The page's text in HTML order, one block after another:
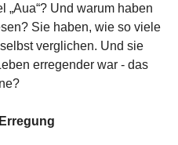
„Aua“? Und warum haben
Sie haben, wie so viele
verglichen. Und sie
erregender war - das